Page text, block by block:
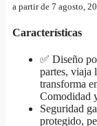
a partir de 7 agosto,
Características
✅ Diseño
partes, viaja
transforma
Comodidad
Seguridad
protegido,